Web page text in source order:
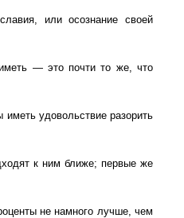
или осознание своей
— это почти то же, что
удовольствие разорить
к ним ближе; первые же
не намного лучше, чем